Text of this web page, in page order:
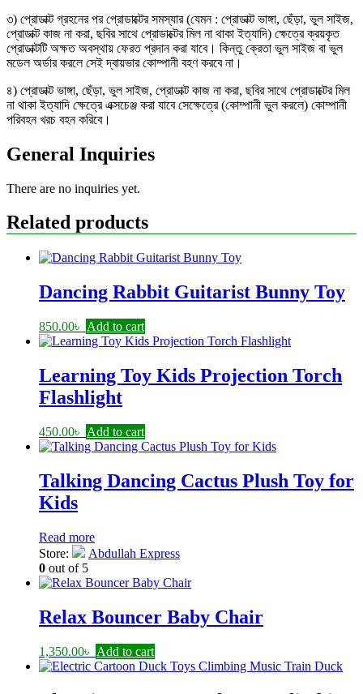
৩) প্রোডাক্ট গ্রহনের পর প্রোডাক্টের সমস্যার (যেমন : প্রোডাক্ট ভাঙ্গা, ছেঁড়া, ভুল সাইজ,
প্রোডাক্ট কাজ না করা, ছবির সাথে প্রোডাক্টের মিল না থাকা ইত্যাদি) ক্ষেত্রে ক্রয়কৃত
প্রোডাক্টটি অক্ষত অবস্থায় ফেরত প্রদান করা যাবে। কিন্তু ক্রেতা ভুল সাইজ বা ভুল
মডেল অর্ডার করলে সেই দ্বায়ভার কোম্পানী বহণ করবে না।
৪) প্রোডাক্ট ভাঙ্গা, ছেঁড়া, ভুল সাইজ, প্রোডাক্ট কাজ না করা, ছবির সাথে প্রোডাক্টের মিল
না থাকা ইত্যাদি ক্ষেত্রে এক্সচেঞ্জ করা যাবে সেক্ষেত্রে (কোম্পানী ভুল করলে) কোম্পানী
পরিবহন খরচ বহন করিবে।
General Inquiries
There are no inquiries yet.
Related products
Dancing Rabbit Guitarist Bunny Toy
850.00৳ Add to cart
Learning Toy Kids Projection Torch
Flashlight
450.00৳ Add to cart
Talking Dancing Cactus Plush Toy for
Kids
Read more
Store:
Abdullah Express
0 out of 5
Relax Bouncer Baby Chair
1,350.00৳ Add to cart